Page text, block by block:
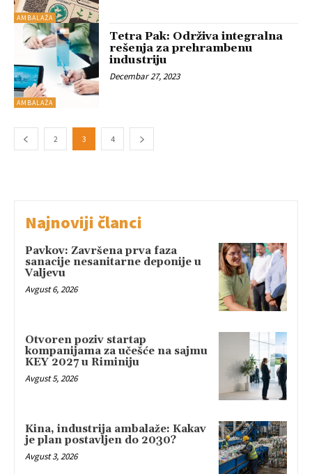
AMBALAŽA
AMBALAŽA
Tetra Pak: Održiva integralna
rešenja za prehrambenu
industriju
Decembar 27, 2023
2 3 4
Najnoviji članci
Pavkov: Završena prva faza
sanacije nesanitarne deponije u
Valjevu
Avgust 6, 2026
Otvoren poziv startap
kompanijama za učešće na sajmu
KEY 2027 u Riminiju
Avgust 5, 2026
Kina, industrija ambalaže: Kakav
je plan postavljen do 2030?
Avgust 3, 2026